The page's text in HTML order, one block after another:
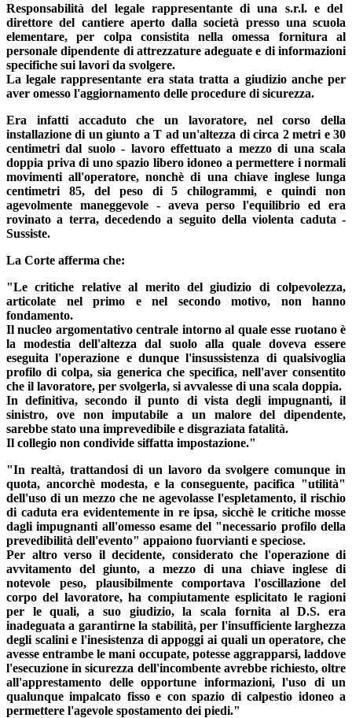
Responsabilità del legale rappresentante di una s.r.l. e del
direttore del cantiere aperto dalla società presso una scuola
elementare, per colpa consistita nella omessa fornitura al
personale dipendente di attrezzature adeguate e di informazioni
specifiche sui lavori da svolgere.
La legale rappresentante era stata tratta a giudizio anche per
aver omesso l'aggiornamento delle procedure di sicurezza.
Era infatti accaduto che un lavoratore, nel corso della
installazione di un giunto a T ad un'altezza di circa 2 metri e 30
centimetri dal suolo - lavoro effettuato a mezzo di una scala
doppia priva di uno spazio libero idoneo a permettere i normali
movimenti all'operatore, nonchè di una chiave inglese lunga
centimetri 85, del peso di 5 chilogrammi, e quindi non
agevolmente maneggevole - aveva perso l'equilibrio ed era
rovinato a terra, decedendo a seguito della violenta caduta -
Sussiste.
La Corte afferma che:
"Le critiche relative al merito del giudizio di colpevolezza,
articolate nel primo e nel secondo motivo, non hanno
fondamento.
Il nucleo argomentativo centrale intorno al quale esse ruotano è
la modestia dell'altezza dal suolo alla quale doveva essere
eseguita l'operazione e dunque l'insussistenza di qualsivoglia
profilo di colpa, sia generica che specifica, nell'aver consentito
che il lavoratore, per svolgerla, si avvalesse di una scala doppia.
In definitiva, secondo il punto di vista degli impugnanti, il
sinistro, ove non imputabile a un malore del dipendente,
sarebbe stato una imprevedibile e disgraziata fatalità.
Il collegio non condivide siffatta impostazione."
"In realtà, trattandosi di un lavoro da svolgere comunque in
quota, ancorchè modesta, e la conseguente, pacifica "utilità"
dell'uso di un mezzo che ne agevolasse l'espletamento, il rischio
di caduta era evidentemente in re ipsa, sicchè le critiche mosse
dagli impugnanti all'omesso esame del "necessario profilo della
prevedibilità dell'evento" appaiono fuorvianti e speciose.
Per altro verso il decidente, considerato che l'operazione di
avvitamento del giunto, a mezzo di una chiave inglese di
notevole peso, plausibilmente comportava l'oscillazione del
corpo del lavoratore, ha compiutamente esplicitato le ragioni
per le quali, a suo giudizio, la scala fornita al D.S. era
inadeguata a garantirne la stabilità, per l'insufficiente larghezza
degli scalini e l'inesistenza di appoggi ai quali un operatore, che
avesse entrambe le mani occupate, potesse aggrapparsi, laddove
l'esecuzione in sicurezza dell'incombente avrebbe richiesto, oltre
all'apprestamento delle opportune informazioni, l'uso di un
qualunque impalcato fisso e con spazio di calpestio idoneo a
permettere l'agevole spostamento dei piedi."